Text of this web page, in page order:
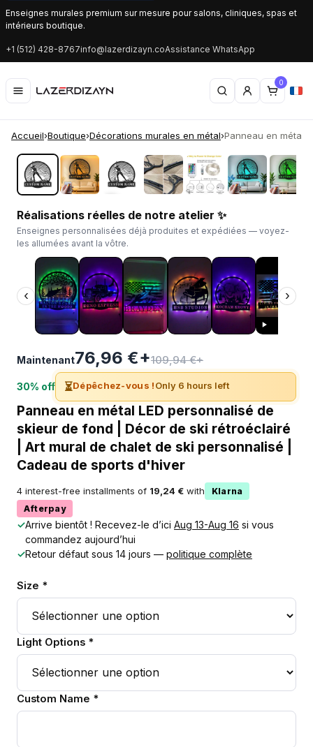
Enseignes murales premium sur mesure pour salons, cliniques, spas et
intérieurs boutique.
+1 (512) 428-8767info@lazerdizayn.coAssistance WhatsApp
0
Accueil›Boutique›Décorations murales en métal›Panneau en métal
‹ ›
Réalisations réelles de notre atelier ✨
Enseignes personnalisées déjà produites et expédiées — voyez-
les allumées avant la vôtre.
‹ ›
Maintenant76,96 €+109,94 €+
30% off ⏳Dépêchez-vous !Only 6 hours left
Panneau en métal LED personnalisé de
skieur de fond | Décor de ski rétroéclairé
| Art mural de chalet de ski personnalisé |
Cadeau de sports d'hiver
4 interest-free installments of 19,24 € with
Klarna
Afterpay
✓Arrive bientôt ! Recevez-le d’ici Aug 13-Aug 16 si vous
commandez aujourd’hui
✓Retour défaut sous 14 jours — politique complète
Size *
Light Options *
Custom Name *